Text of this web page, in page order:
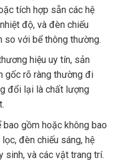
tích hợp sẵn các hệ
độ, và đèn chiếu
so với bể thông thường.
hiệu uy tín, sản
gốc rõ ràng thường đi
đổi lại là chất lượng
bao gồm hoặc không bao
đèn chiếu sáng, hệ
sinh, và các vật trang trí.